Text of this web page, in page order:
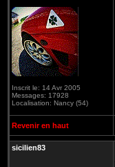
Inscrit le: 14 Avr 2005
Messages: 17928
Localisation: Nancy (54)
Revenir en haut
sicilien83